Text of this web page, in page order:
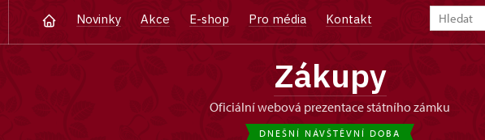
Novinky Akce E-shop Pro média Kontakt
Zákupy
oficiální webová prezentace státního zámku
DNEŠNÍ NÁVŠTĚVNÍ DOBA